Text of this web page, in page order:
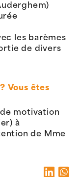
les barèmes
de divers
Vous êtes
motivation
à
de Mme